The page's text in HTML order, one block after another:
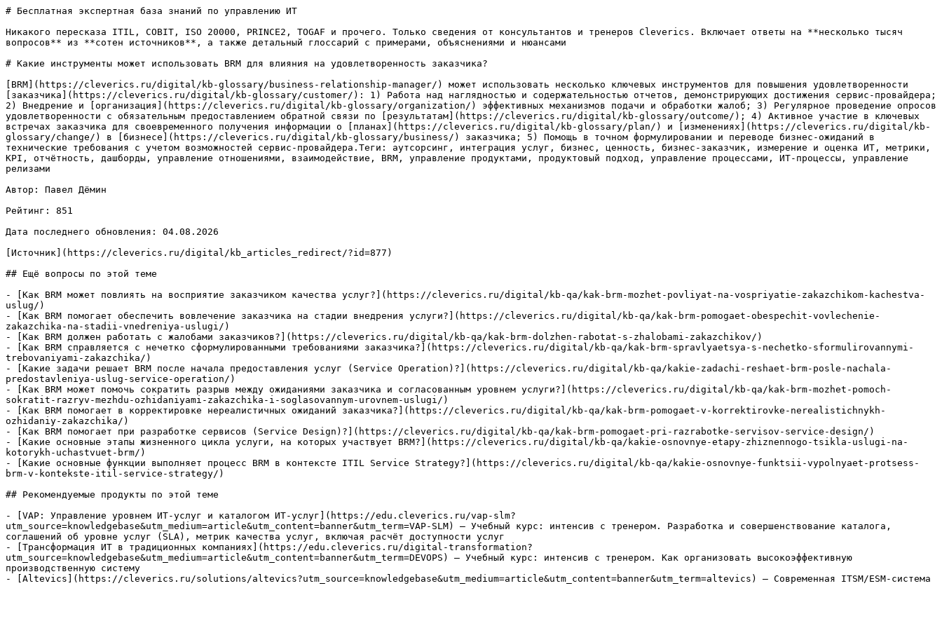
# Бесплатная экспертная база знаний по управлению ИТ
Никакого пересказа ITIL, COBIT, ISO 20000, PRINCE2, TOGAF и прочего. Только сведения от консультантов и тренеров Cleverics. Включает ответы на **несколько тысяч
вопросов** из **сотен источников**, а также детальный глоссарий с примерами, объяснениями и нюансами
# Какие инструменты может использовать BRM для влияния на удовлетворенность заказчика?
[BRM](https://cleverics.ru/digital/kb-glossary/business-relationship-manager/) может использовать несколько ключевых инструментов для повышения удовлетворенности
[заказчика](https://cleverics.ru/digital/kb-glossary/customer/): 1) Работа над наглядностью и содержательностью отчетов, демонстрирующих достижения сервис-провайдера;
2) Внедрение и [организация](https://cleverics.ru/digital/kb-glossary/organization/) эффективных механизмов подачи и обработки жалоб; 3) Регулярное проведение опросов
удовлетворенности с обязательным предоставлением обратной связи по [результатам](https://cleverics.ru/digital/kb-glossary/outcome/); 4) Активное участие в ключевых
встречах заказчика для своевременного получения информации о [планах](https://cleverics.ru/digital/kb-glossary/plan/) и [изменениях](https://cleverics.ru/digital/kb-
glossary/change/) в [бизнесе](https://cleverics.ru/digital/kb-glossary/business/) заказчика; 5) Помощь в точном формулировании и переводе бизнес-ожиданий в
технические требования с учетом возможностей сервис-провайдера.Теги: аутсорсинг, интеграция услуг, бизнес, ценность, бизнес-заказчик, измерение и оценка ИТ, метрики,
KPI, отчётность, дашборды, управление отношениями, взаимодействие, BRM, управление продуктами, продуктовый подход, управление процессами, ИТ-процессы, управление
релизами
Автор: Павел Дёмин
Рейтинг: 851
Дата последнего обновления: 04.08.2026
[Источник](https://cleverics.ru/digital/kb_articles_redirect/?id=877)
## Ещё вопросы по этой теме
- [Как BRM может повлиять на восприятие заказчиком качества услуг?](https://cleverics.ru/digital/kb-qa/kak-brm-mozhet-povliyat-na-vospriyatie-zakazchikom-kachestva-
uslug/)
- [Как BRM помогает обеспечить вовлечение заказчика на стадии внедрения услуги?](https://cleverics.ru/digital/kb-qa/kak-brm-pomogaet-obespechit-vovlechenie-
zakazchika-na-stadii-vnedreniya-uslugi/)
- [Как BRM должен работать с жалобами заказчиков?](https://cleverics.ru/digital/kb-qa/kak-brm-dolzhen-rabotat-s-zhalobami-zakazchikov/)
- [Как BRM справляется с нечетко сформулированными требованиями заказчика?](https://cleverics.ru/digital/kb-qa/kak-brm-spravlyaetsya-s-nechetko-sformulirovannymi-
trebovaniyami-zakazchika/)
- [Какие задачи решает BRM после начала предоставления услуг (Service Operation)?](https://cleverics.ru/digital/kb-qa/kakie-zadachi-reshaet-brm-posle-nachala-
predostavleniya-uslug-service-operation/)
- [Как BRM может помочь сократить разрыв между ожиданиями заказчика и согласованным уровнем услуги?](https://cleverics.ru/digital/kb-qa/kak-brm-mozhet-pomoch-
sokratit-razryv-mezhdu-ozhidaniyami-zakazchika-i-soglasovannym-urovnem-uslugi/)
- [Как BRM помогает в корректировке нереалистичных ожиданий заказчика?](https://cleverics.ru/digital/kb-qa/kak-brm-pomogaet-v-korrektirovke-nerealistichnykh-
ozhidaniy-zakazchika/)
- [Как BRM помогает при разработке сервисов (Service Design)?](https://cleverics.ru/digital/kb-qa/kak-brm-pomogaet-pri-razrabotke-servisov-service-design/)
- [Какие основные этапы жизненного цикла услуги, на которых участвует BRM?](https://cleverics.ru/digital/kb-qa/kakie-osnovnye-etapy-zhiznennogo-tsikla-uslugi-na-
kotorykh-uchastvuet-brm/)
- [Какие основные функции выполняет процесс BRM в контексте ITIL Service Strategy?](https://cleverics.ru/digital/kb-qa/kakie-osnovnye-funktsii-vypolnyaet-protsess-
brm-v-kontekste-itil-service-strategy/)
## Рекомендуемые продукты по этой теме
- [VAP: Управление уровнем ИТ-услуг и каталогом ИТ-услуг](https://edu.cleverics.ru/vap-slm?
utm_source=knowledgebase&utm_medium=article&utm_content=banner&utm_term=VAP-SLM) — Учебный курс: интенсив с тренером. Разработка и совершенствование каталога,
соглашений об уровне услуг (SLA), метрик качества услуг, включая расчёт доступности услуг
- [Трансформация ИТ в традиционных компаниях](https://edu.cleverics.ru/digital-transformation?
utm_source=knowledgebase&utm_medium=article&utm_content=banner&utm_term=DEVOPS) — Учебный курс: интенсив с тренером. Как организовать высокоэффективную
производственную систему
- [Altevics](https://cleverics.ru/solutions/altevics?utm_source=knowledgebase&utm_medium=article&utm_content=banner&utm_term=altevics) — Современная ITSM/ESM-система